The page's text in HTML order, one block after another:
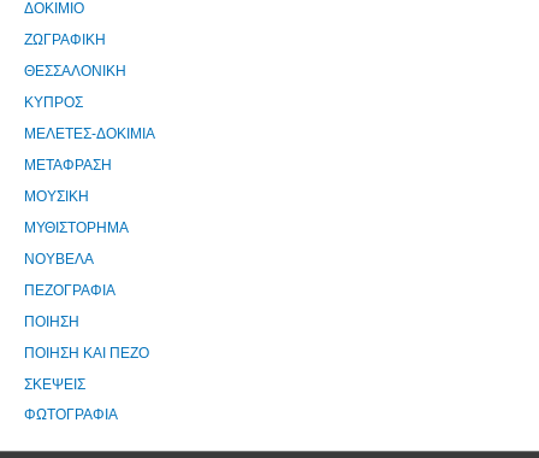
ΔΟΚΙΜΙΟ
ΖΩΓΡΑΦΙΚΗ
ΘΕΣΣΑΛΟΝΙΚΗ
ΚΥΠΡΟΣ
ΜΕΛΕΤΕΣ-ΔΟΚΙΜΙΑ
ΜΕΤΑΦΡΑΣΗ
ΜΟΥΣΙΚΗ
ΜΥΘΙΣΤΟΡΗΜΑ
ΝΟΥΒΕΛΑ
ΠΕΖΟΓΡΑΦΙΑ
ΠΟΙΗΣΗ
ΠΟΙΗΣΗ ΚΑΙ ΠΕΖΟ
ΣΚΕΨΕΙΣ
ΦΩΤΟΓΡΑΦΙΑ